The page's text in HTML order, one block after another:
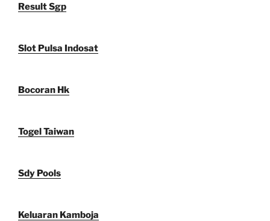
Result Sgp
Slot Pulsa Indosat
Bocoran Hk
Togel Taiwan
Sdy Pools
Keluaran Kamboja